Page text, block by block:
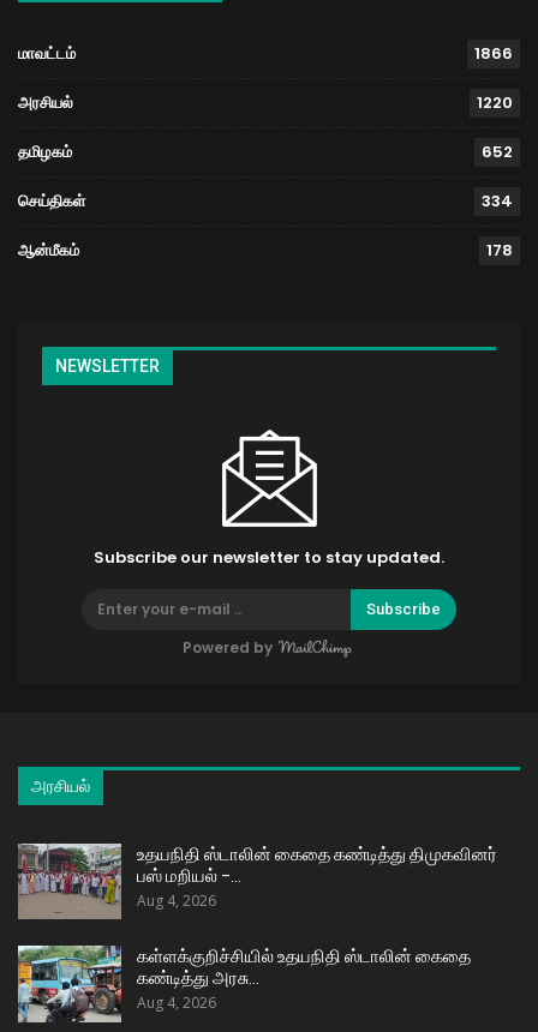
மாவட்டம் 1866
அரசியல் 1220
தமிழகம் 652
செய்திகள் 334
ஆன்மீகம் 178
NEWSLETTER
Subscribe our newsletter to stay updated.
Subscribe
Powered by
அரசியல்
உதயநிதி ஸ்டாலின் கைதை கண்டித்து திமுகவினர்
பஸ் மறியல் –…
Aug 4, 2026
கள்ளக்குறிச்சியில் உதயநிதி ஸ்டாலின் கைதை
கண்டித்து அரசு…
Aug 4, 2026